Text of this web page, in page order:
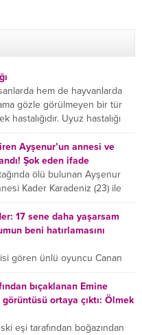
hem de hayvanlarda
gözle görülmeyen bir tür
hastalığıdır. Uyuz hastalığı
veya...
Ayşenur’un annesi ve
Şok eden ifade
ölü bulunan Ayşenur
Kader Karadeniz (23) ile
Çetinkaya (19) tutuklandı.
17 sene daha yaşarsam
beni hatırlamasını
gören ünlü oyuncu Canan
sürecini anlattı: Meme
ünlü oyuncu Canan
ilk ölümün...
bıçaklanan Emine
görüntüsü ortaya çıktı: Ölmek
eşi tarafından boğazından